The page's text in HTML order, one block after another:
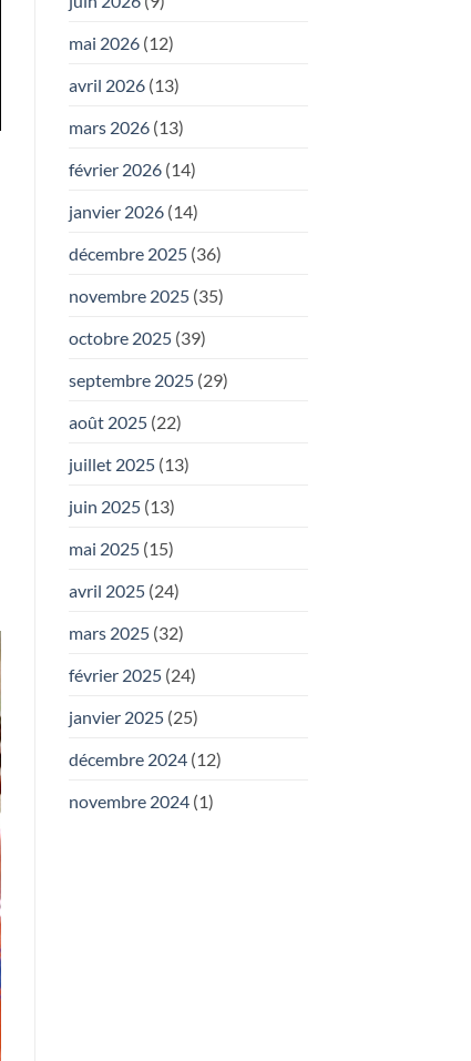
mai 2026(12)
avril 2026(13)
mars 2026(13)
février 2026(14)
janvier 2026(14)
décembre 2025(36)
novembre 2025(35)
octobre 2025(39)
septembre 2025(29)
août 2025(22)
juillet 2025(13)
juin 2025(13)
mai 2025(15)
avril 2025(24)
mars 2025(32)
février 2025(24)
janvier 2025(25)
décembre 2024(12)
novembre 2024(1)